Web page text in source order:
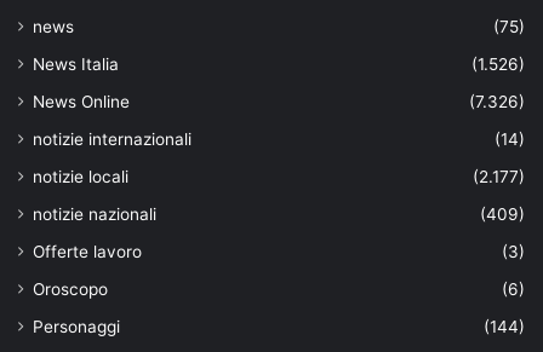
news
(75)
News Italia
(1.526)
News Online
(7.326)
notizie internazionali
(14)
notizie locali
(2.177)
notizie nazionali
(409)
Offerte lavoro
(3)
Oroscopo
(6)
Personaggi
(144)